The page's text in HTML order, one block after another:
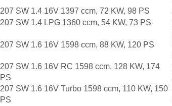
207 SW 1.4 16V 1397 ccm, 72 KW, 98 PS
207 SW 1.4 LPG 1360 ccm, 54 KW, 73 PS
207 SW 1.6 16V 1598 ccm, 88 KW, 120 PS
207 SW 1.6 16V RC 1598 ccm, 128 KW, 174
PS
207 SW 1.6 16V Turbo 1598 ccm, 110 KW, 150
PS